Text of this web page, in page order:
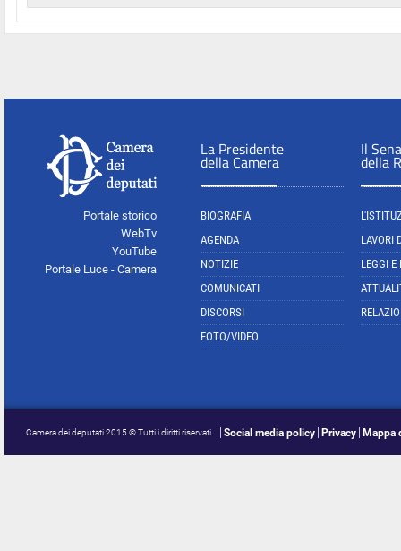
Portale storico
WebTv
YouTube
Portale Luce - Camera
La Presidente
della Camera
BIOGRAFIA
AGENDA
NOTIZIE
COMUNICATI
DISCORSI
FOTO/VIDEO
Il
della
LAVORI
LEGGI E
Camera dei deputati 2015 © Tutti i diritti riservati Social media policy Privacy Mappa